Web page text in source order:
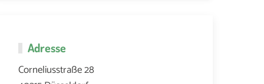
Adresse
Corneliusstraße 28